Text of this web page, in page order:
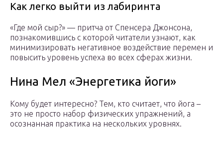
Как легко выйти из лабиринта
«Где мой сыр?» — притча от Спенсера Джонсона,
познакомившись с которой читатели узнают, как
минимизировать негативное воздействие перемен и
повысить уровень успеха во всех сферах жизни.
Нина Мел «Энергетика йоги»
Кому будет интересно? Тем, кто считает, что йога –
это не просто набор физических упражнений, а
осознанная практика на нескольких уровнях.